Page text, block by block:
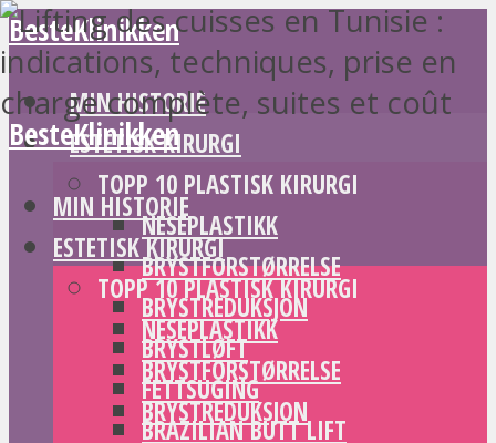
BesteKlinikken
MIN HISTORIE
ESTETISK KIRURGI
TOPP 10 PLASTISK KIRURGI
NESEPLASTIKK
BRYSTFORSTØRRELSE
BRYSTREDUKSJON
BRYSTLØFT
FETTSUGING
BRAZILIAN BUTT LIFT
BesteKlinikken
MIN HISTORIE
ESTETISK KIRURGI
TOPP 10 PLASTISK KIRURGI
NESEPLASTIKK
BRYSTFORSTØRRELSE
BRYSTREDUKSJON